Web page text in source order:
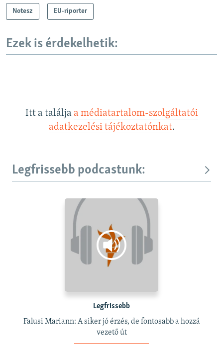
Notesz EU-riporter
Ezek is érdekelhetik:
Itt a találja a médiatartalom-szolgáltatói
adatkezelési tájékoztatónkat.
Legfrissebb podcastunk:
Legfrissebb
Falusi Mariann: A siker jó érzés, de fontosabb a hozzá
vezető út